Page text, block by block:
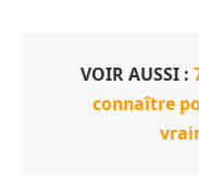
VOIR AUSSI :
connaître